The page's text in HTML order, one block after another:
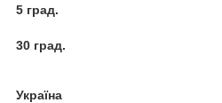
5 град.
30 град.
Україна